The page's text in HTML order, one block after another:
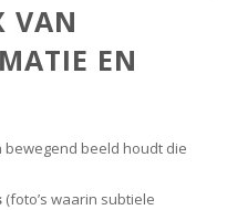
VAN
EN
beeld houdt die
(foto’s waarin subtiele